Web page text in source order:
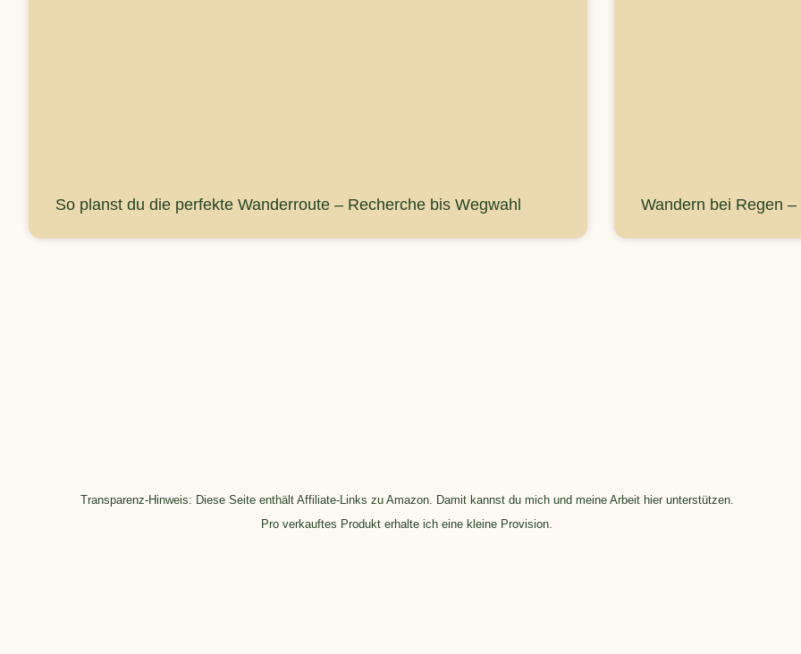
So planst du die perfekte Wanderroute – Recherche bis Wegwahl Wandern bei Regen
Transparenz-Hinweis: Diese Seite enthält Affiliate-Links zu Amazon. Damit kannst du mich und meine Arbeit hier unterstützen.
Pro verkauftes Produkt erhalte ich eine kleine Provision.